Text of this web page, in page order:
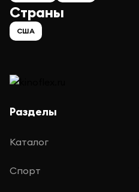
Страны
США
Разделы
Каталог
Спорт